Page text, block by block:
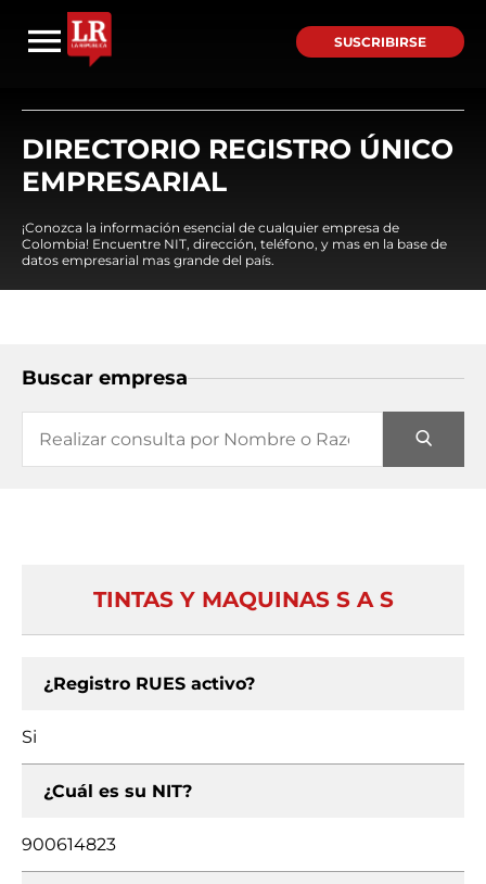
SUSCRIBIRSE
DIRECTORIO REGISTRO ÚNICO
EMPRESARIAL
¡Conozca la información esencial de cualquier empresa de
Colombia! Encuentre NIT, dirección, teléfono, y mas en la base de
datos empresarial mas grande del país.
Buscar empresa
TINTAS Y MAQUINAS S A S
¿Registro RUES activo?
Si
¿Cuál es su NIT?
900614823